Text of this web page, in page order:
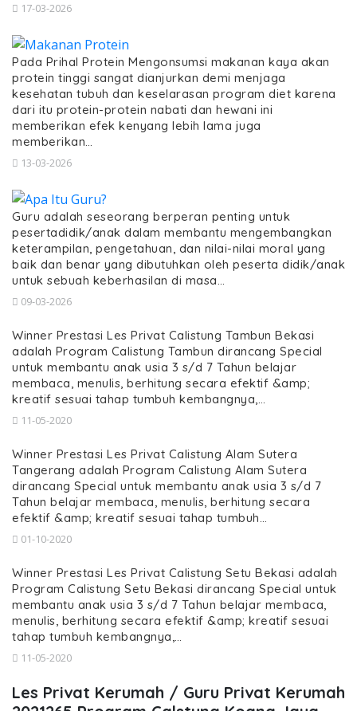
17-03-2026
Pada Prihal Protein Mengonsumsi makanan kaya akan
protein tinggi sangat dianjurkan demi menjaga
kesehatan tubuh dan keselarasan program diet karena
dari itu protein-protein nabati dan hewani ini
memberikan efek kenyang lebih lama juga
memberikan…
13-03-2026
Guru adalah seseorang berperan penting untuk
pesertadidik/anak dalam membantu mengembangkan
keterampilan, pengetahuan, dan nilai-nilai moral yang
baik dan benar yang dibutuhkan oleh peserta didik/anak
untuk sebuah keberhasilan di masa…
09-03-2026
Winner Prestasi Les Privat Calistung Tambun Bekasi
adalah Program Calistung Tambun dirancang Special
untuk membantu anak usia 3 s/d 7 Tahun belajar
membaca, menulis, berhitung secara efektif &amp;
kreatif sesuai tahap tumbuh kembangnya,…
11-05-2020
Winner Prestasi Les Privat Calistung Alam Sutera
Tangerang adalah Program Calistung Alam Sutera
dirancang Special untuk membantu anak usia 3 s/d 7
Tahun belajar membaca, menulis, berhitung secara
efektif &amp; kreatif sesuai tahap tumbuh…
01-10-2020
Winner Prestasi Les Privat Calistung Setu Bekasi adalah
Program Calistung Setu Bekasi dirancang Special untuk
membantu anak usia 3 s/d 7 Tahun belajar membaca,
menulis, berhitung secara efektif &amp; kreatif sesuai
tahap tumbuh kembangnya,…
11-05-2020
Les Privat Kerumah / Guru Privat Kerumah